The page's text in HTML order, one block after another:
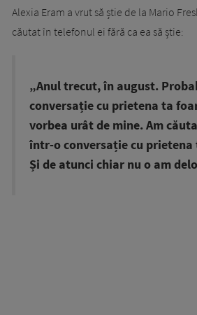
Alexia Eram a vrut să știe de la Mario
căutat în telefonul ei fără ca ea să știe:
„Anul trecut, în august.
conversație cu prietena ta
vorbea urât de mine. Am
într-o conversație cu prietena
Și de atunci chiar nu o am